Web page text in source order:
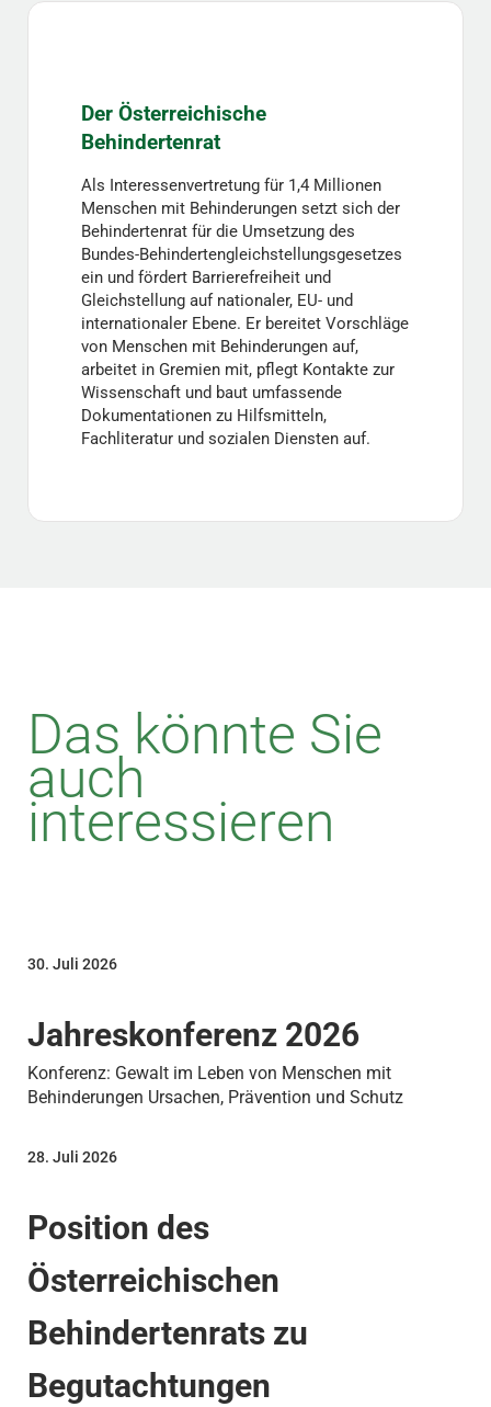
Der Österreichische
Behindertenrat
Als Interessenvertretung für 1,4 Millionen
Menschen mit Behinderungen setzt sich der
Behindertenrat für die Umsetzung des
Bundes-Behindertengleichstellungsgesetzes
ein und fördert Barrierefreiheit und
Gleichstellung auf nationaler, EU- und
internationaler Ebene. Er bereitet Vorschläge
von Menschen mit Behinderungen auf,
arbeitet in Gremien mit, pflegt Kontakte zur
Wissenschaft und baut umfassende
Dokumentationen zu Hilfsmitteln,
Fachliteratur und sozialen Diensten auf.
Das könnte Sie
auch
interessieren
Jahreskonferenz 2026
30. Juli 2026
Konferenz: Gewalt im Leben von Menschen mit
Behinderungen Ursachen, Prävention und Schutz
Position des
Österreichischen
Behindertenrats zu
Begutachtungen
28. Juli 2026